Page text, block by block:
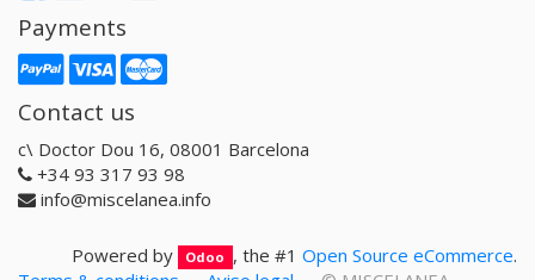
Payments
Contact us
c\ Doctor Dou 16, 08001 Barcelona
+34 93 317 93 98
info@miscelanea.info
Powered by Odoo , the #1 Open Source eCommerce.